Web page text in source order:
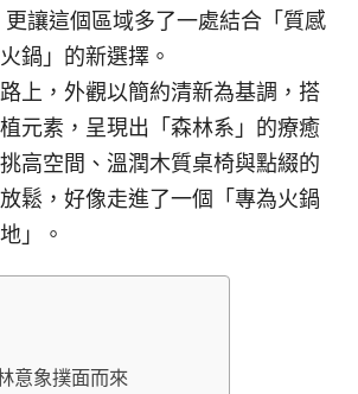
更讓這個區域多了一處結合「質感
鍋」的新選擇。
上，外觀以簡約清新為基調，搭
元素，呈現出「森林系」的療癒
高空間、溫潤木質桌椅與點綴的
鬆，好像走進了一個「專為火鍋
」。
意象撲面而來